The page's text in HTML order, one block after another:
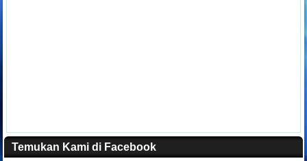
Temukan Kami di Facebook